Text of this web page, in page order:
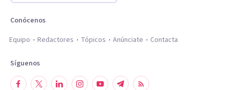
Conócenos
Equipo
Redactores Tópicos Anúnciate Contacta
Síguenos